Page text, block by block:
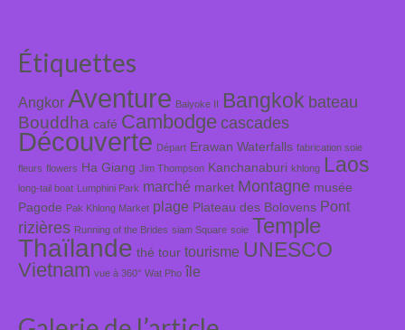
Étiquettes
Angkor Aventure Baiyoke II Bangkok bateau
Bouddha café Cambodge cascades
Découverte Départ Erawan Waterfalls fabrication soie
fleurs flowers Ha Giang Jim Thompson Kanchanaburi khlong Laos
long-tail boat Lumphini Park marché market Montagne musée
Pagode Pak Khlong Market plage Plateau des Bolovens Pont
rizières Running of the Brides siam Square soie Temple
Thaïlande thé tour tourisme UNESCO
Vietnam vue à 360° Wat Pho île